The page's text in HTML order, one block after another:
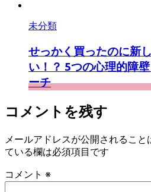
未分類
せっかく買ったのに新
い！？ 5つの心理的障
ーチ
コメントを残す
メールアドレスが公開されること
ている欄は必須項目です
コメント ※